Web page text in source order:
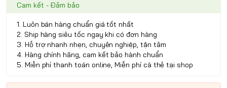
Cam kết - Đảm bảo
1. Luôn bán hàng chuẩn giá tốt nhất
2. Ship hàng siêu tốc ngay khi có đơn hàng
3. Hỗ trợ nhanh nhẹn, chuyên nghiệp, tận tâm
4. Hàng chính hãng, cam kết bảo hành chuẩn
5. Miễn phí thanh toán online, Miễn phí cà thẻ tại shop